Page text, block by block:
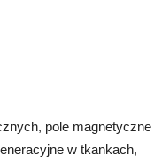
pole magnetyczne
w tkankach,